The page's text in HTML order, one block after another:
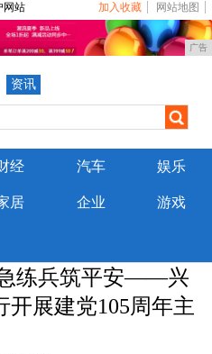
网站 加入收藏 网站地图
广告
资讯
经 汽车 娱乐
居 企业 游戏
练兵筑平安——兴
开展建党105周年主